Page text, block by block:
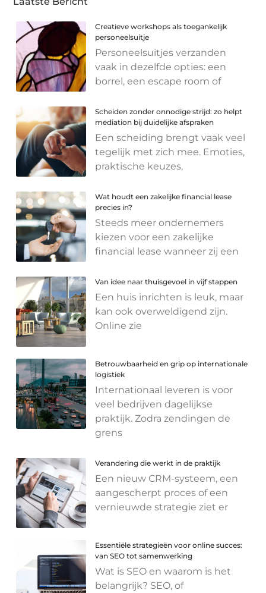
Creatieve workshops als toegankelijk
personeelsuitje
Personeelsuitjes verzanden
vaak in dezelfde opties: een
borrel, een escape room of
Scheiden zonder onnodige strijd: zo helpt
mediation bij duidelijke afspraken
Een scheiding brengt vaak veel
tegelijk met zich mee. Emoties,
praktische keuzes,
Wat houdt een zakelijke financial lease
precies in?
Steeds meer ondernemers
kiezen voor een zakelijke
financial lease wanneer zij een
Van idee naar thuisgevoel in vijf stappen
Een huis inrichten is leuk, maar
kan ook overweldigend zijn.
Online zie
Betrouwbaarheid en grip op internationale
logistiek
Internationaal leveren is voor
veel bedrijven dagelijkse
praktijk. Zodra zendingen de
grens
Verandering die werkt in de praktijk
Een nieuw CRM-systeem, een
aangescherpt proces of een
vernieuwde strategie ziet er
Essentiële strategieën voor online succes:
van SEO tot samenwerking
Wat is SEO en waarom is het
belangrijk? SEO, of